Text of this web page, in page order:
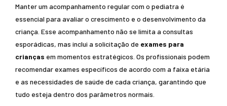
Manter um acompanhamento regular com o pediatra é
essencial para avaliar o crescimento e o desenvolvimento da
criança. Esse acompanhamento não se limita a consultas
esporádicas, mas inclui a solicitação de exames para
crianças em momentos estratégicos. Os profissionais podem
recomendar exames específicos de acordo com a faixa etária
e as necessidades de saúde de cada criança, garantindo que
tudo esteja dentro dos parâmetros normais.